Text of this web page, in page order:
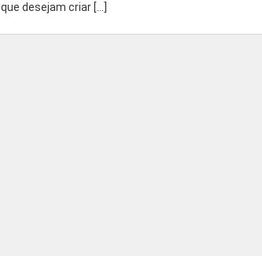
que desejam criar […]